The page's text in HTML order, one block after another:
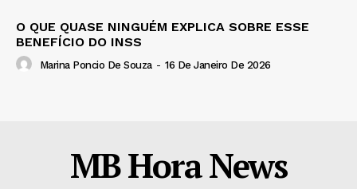
O QUE QUASE NINGUÉM EXPLICA SOBRE ESSE
BENEFÍCIO DO INSS
Marina Poncio De Souza - 16 De Janeiro De 2026
MB Hora News